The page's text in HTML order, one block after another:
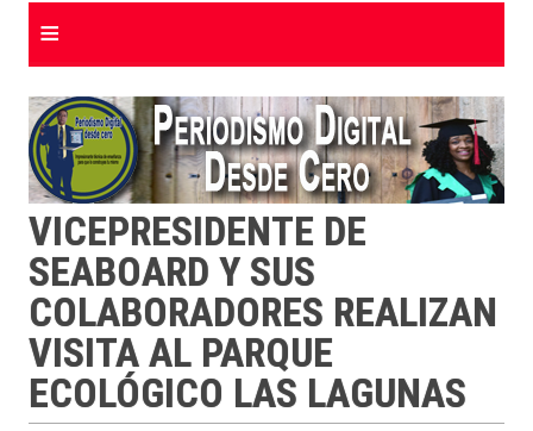
≡
VICEPRESIDENTE DE
SEABOARD Y SUS
COLABORADORES REALIZAN
VISITA AL PARQUE
ECOLÓGICO LAS LAGUNAS